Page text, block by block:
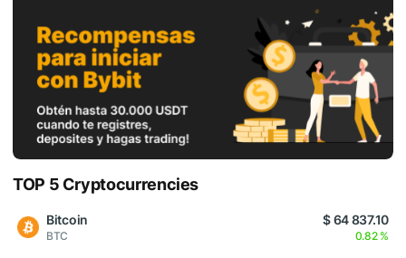
TOP 5 Cryptocurrencies
Bitcoin
BTC
$ 64 837.10
0.82 %